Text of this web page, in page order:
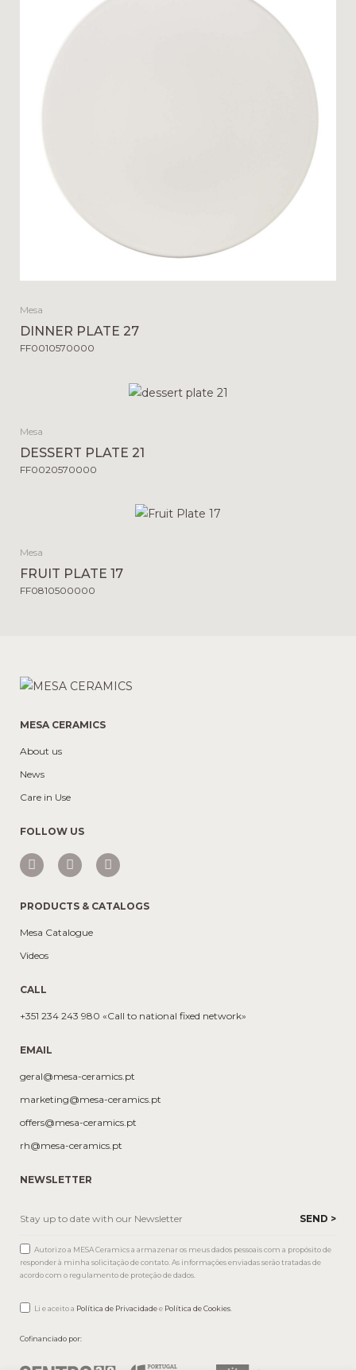
Mesa
DINNER PLATE 27
FF0010570000
Mesa
DESSERT PLATE 21
FF0020570000
Mesa
FRUIT PLATE 17
FF0810500000
MESA CERAMICS
About us
News
Care in Use
FOLLOW US
PRODUCTS & CATALOGS
Mesa Catalogue
Videos
CALL
+351 234 243 980 «Call to national fixed network»
EMAIL
geral@mesa-ceramics.pt
marketing@mesa-ceramics.pt
offers@mesa-ceramics.pt
rh@mesa-ceramics.pt
NEWSLETTER
Autorizo a MESA Ceramics a armazenar os meus dados pessoais com a propósito de
responder à minha solicitação de contato. As informações enviadas serão tratadas de
acordo com o regulamento de proteção de dados.
Li e aceito a Política de Privacidadee Política de Cookies.
Cofinanciado por: